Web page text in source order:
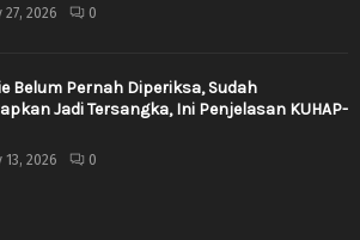
27, 2026 0
Belum Pernah Diperiksa, Sudah
Jadi Tersangka, Ini Penjelasan KUHAP-
13, 2026 0